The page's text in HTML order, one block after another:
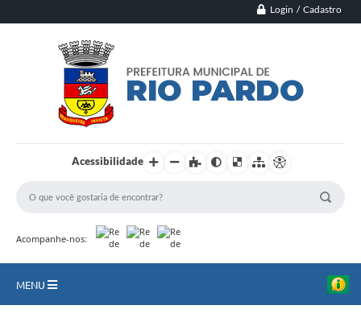
Login / Cadastro
Acessibilidade
Acompanhe-nos:
MENU